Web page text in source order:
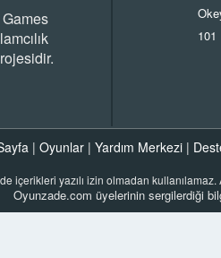
101
| Oyunlar | Yardım Merkezi |
içerikleri yazılı izin olmadan
Oyunzade.com üyelerinin sergilerdiği